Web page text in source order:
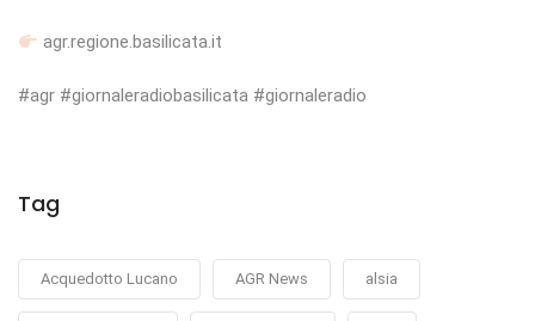
agr.regione.basilicata.it
#agr #giornaleradiobasilicata #giornaleradio
Tag
Acquedotto Lucano AGR News alsia